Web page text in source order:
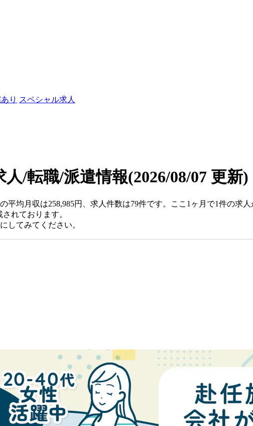
り スペシャル求人
人/転職/派遣情報(2026/08/07 更新)
均月収は258,985円、求人件数は79件です。ここ1ヶ月で1件の求人
れております。
してみてください。